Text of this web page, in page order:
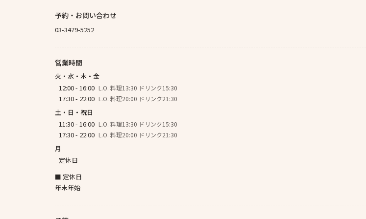
予約・お問い合わせ
03-3479-5252
営業時間
火・水・木・金
12:00 - 16:00 L.O. 料理13:30 ドリンク15:30
17:30 - 22:00 L.O. 料理20:00 ドリンク21:30
土・日・祝日
11:30 - 16:00 L.O. 料理13:30 ドリンク15:30
17:30 - 22:00 L.O. 料理20:00 ドリンク21:30
月
定休日
■ 定休日
年末年始